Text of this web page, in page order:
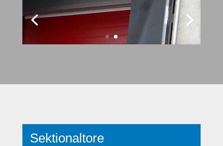
Sektionaltore